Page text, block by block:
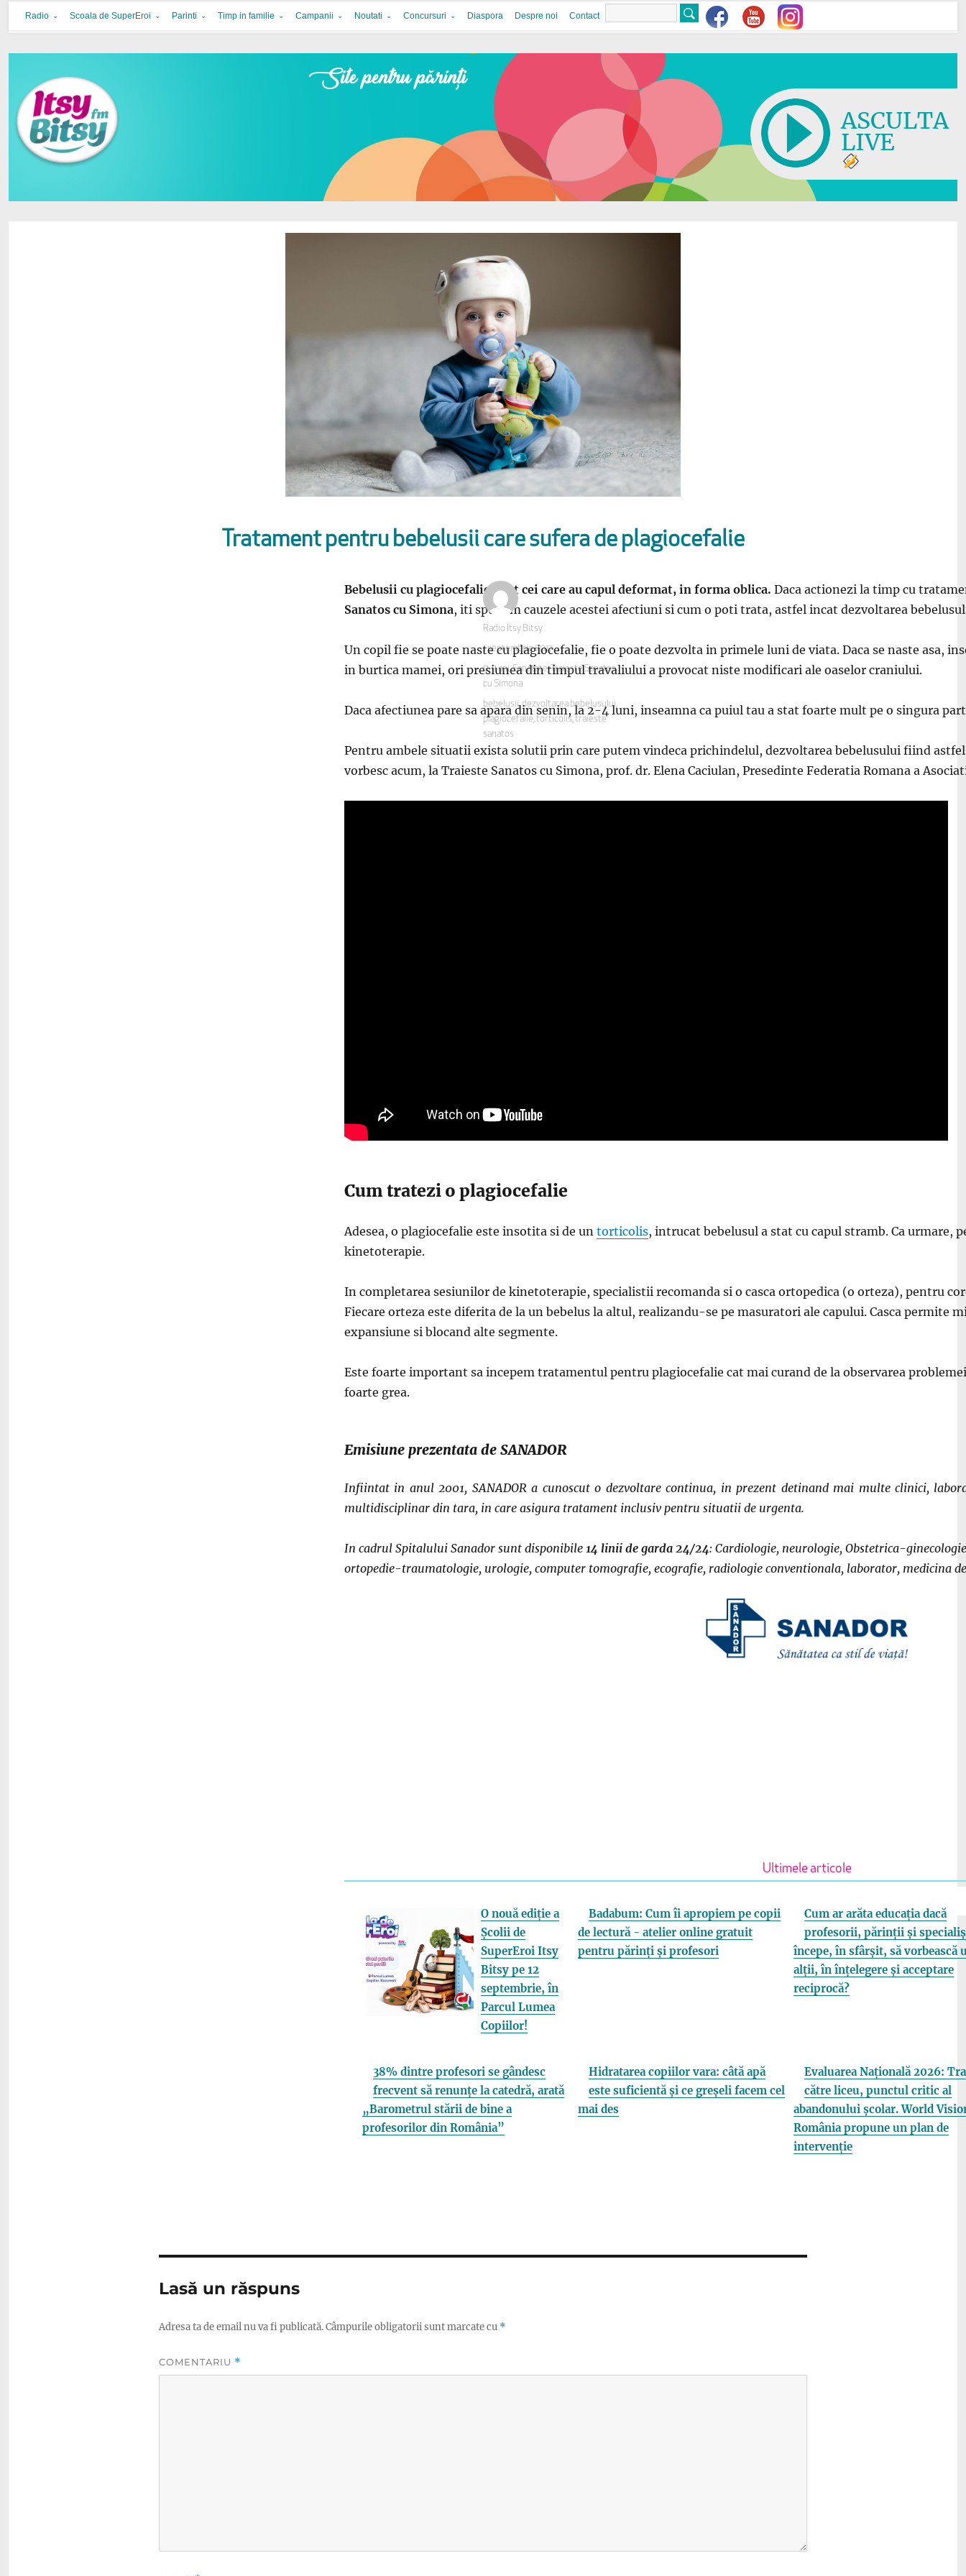
Itsy Bitsy
bucurie in familie
Radio Scoala de SuperEroi Parinti Timp in familie Campanii Noutati Concursuri Diaspora Despre noi Contact
ASCULTA
LIVE
Tratament pentru bebelusii care sufera de plagiocefalie
Bebelusii cu plagiocefalie sunt cei care au capul deformat, in forma oblica. Daca actionezi la timp cu
Sanatos cu Simona, iti spunem cauzele acestei afectiuni si cum o poti trata, astfel incat dezvoltarea
Un copil fie se poate naste cu plagiocefalie, fie o poate dezvolta in primele luni de viata. Daca se naste asa,
in burtica mamei, ori presiunea din timpul travaliului a provocat niste modificari ale oaselor craniului.
Daca afectiunea pare sa apara din senin, la 2-4 luni, inseamna ca puiul tau a stat foarte mult pe o singura
Pentru ambele situatii exista solutii prin care putem vindeca prichindelul, dezvoltarea bebelusului fiind astfel
vorbesc acum, la Traieste Sanatos cu Simona, prof. dr. Elena Caciulan, Presedinte Federatia Romana a
Cum tratezi o plagiocefalie
Adesea, o plagiocefalie este insotita si de un torticolis, intrucat bebelusul a stat cu capul stramb. Ca urmare,
kinetoterapie.
In completarea sesiunilor de kinetoterapie, specialistii recomanda si o casca ortopedica (o orteza), pentru
Fiecare orteza este diferita de la un bebelus la altul, realizandu-se pe masuratori ale capului. Casca permite
expansiune si blocand alte segmente.
Este foarte important sa incepem tratamentul pentru plagiocefalie cat mai curand de la observarea
foarte grea.
Emisiune prezentata de SANADOR
Infiintat in anul 2001, SANADOR a cunoscut o dezvoltare continua, in prezent detinand mai multe clinici,
multidisciplinar din tara, in care asigura tratament inclusiv pentru situatii de urgenta.
In cadrul Spitalului Sanador sunt disponibile 14 linii de garda 24/24: Cardiologie, neurologie, Obstetrica-
ortopedie-traumatologie, urologie, computer tomografie, ecografie, radiologie conventionala, laborator, medicina
Ultimele articole
O nouă ediție a
Școlii de
SuperEroi Itsy
Bitsy pe 12
septembrie, în
Parcul Lumea
Copiilor!
Badabum: Cum îi apropiem pe copii
de lectură - atelier online gratuit
pentru părinți și profesori
Cum ar arăta educația dacă
profesorii, părinții și
începe, în sfârșit, să vorbească
alții, în înțelegere și acceptare
reciprocă?
38% dintre profesori se gândesc
frecvent să renunțe la catedră, arată
„Barometrul stării de bine a
profesorilor din România”
Hidratarea copiilor vara: câtă apă
este suficientă și ce greșeli facem cel
mai des
Evaluarea Națională 2026:
către liceu, punctul critic al
abandonului școlar. World
România propune un plan de
intervenție
Autor
Radio Itsy Bitsy
Publicat
1 septembrie 2017
Categorii
0-2 ani,Sanatate,Traieste Sanatos
cu Simona
Etichete
bebelusii,dezvoltarea bebelusului
plagiocefalie torticolis traieste
sanatos
Lasă un răspuns
Adresa ta de email nu va fi publicată.Câmpurile obligatorii sunt marcate cu *
COMENTARIU *